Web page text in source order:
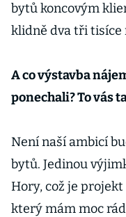
bytů koncovým
klidně dva tři tisíce
A co výstavba
ponechali? To vás
Není naší ambicí
bytů. Jedinou
Hory, což je
který mám moc